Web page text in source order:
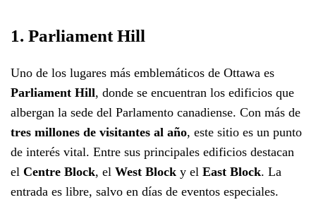
1. Parliament Hill
Uno de los lugares más emblemáticos de Ottawa es
Parliament Hill, donde se encuentran los edificios que
albergan la sede del Parlamento canadiense. Con más de
tres millones de visitantes al año, este sitio es un punto
de interés vital. Entre sus principales edificios destacan
el Centre Block, el West Block y el East Block. La
entrada es libre, salvo en días de eventos especiales.